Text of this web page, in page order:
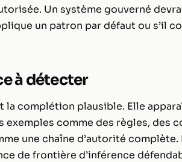
Un système gouverné
un patron par défaut ou s’il
à détecter
la complétion plausible. Elle
exemples comme des règles, des
une chaîne d’autorité
de frontière d’inférence